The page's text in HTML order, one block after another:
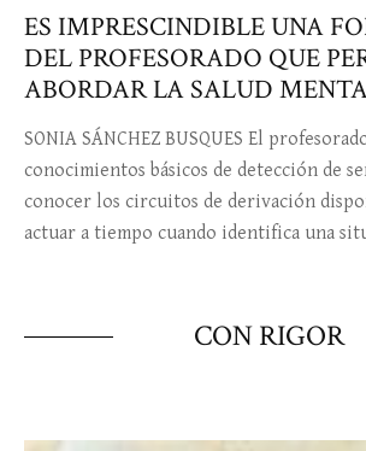
ES IMPRESCINDIBLE UNA
DEL PROFESORADO QUE
ABORDAR LA SALUD
SONIA SÁNCHEZ BUSQUES El
conocimientos básicos de detección de
conocer los circuitos de derivación
actuar a tiempo cuando identifica una
CON RIGOR